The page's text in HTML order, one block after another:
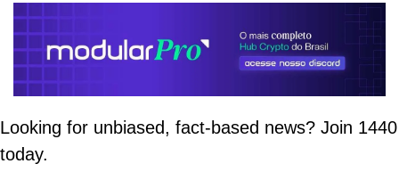
Looking for unbiased, fact-based news? Join 1440
today.